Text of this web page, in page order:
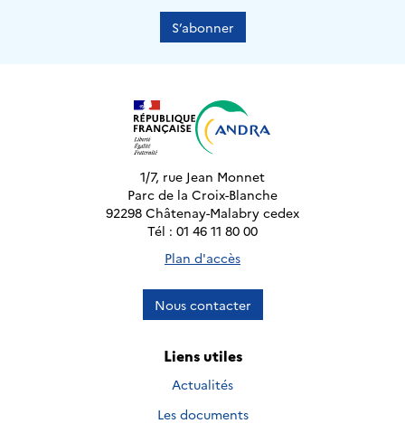
S’abonner
1/7, rue Jean Monnet
Parc de la Croix-Blanche
92298 Châtenay-Malabry cedex
Tél : 01 46 11 80 00
Plan d'accès
Nous contacter
Liens utiles
Actualités
Les documents